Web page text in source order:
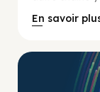
En savoir